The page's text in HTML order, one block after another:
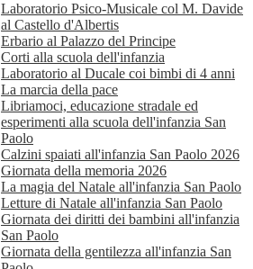
Laboratorio Psico-Musicale col M. Davide
al Castello d'Albertis
Erbario al Palazzo del Principe
Corti alla scuola dell'infanzia
Laboratorio al Ducale coi bimbi di 4 anni
La marcia della pace
Libriamoci, educazione stradale ed
esperimenti alla scuola dell'infanzia San
Paolo
Calzini spaiati all'infanzia San Paolo 2026
Giornata della memoria 2026
La magia del Natale all'infanzia San Paolo
Letture di Natale all'infanzia San Paolo
Giornata dei diritti dei bambini all'infanzia
San Paolo
Giornata della gentilezza all'infanzia San